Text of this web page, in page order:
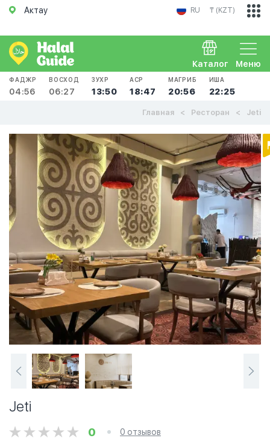
Актау RU ₸ (KZT)
Меню
Каталог
ФАДЖР
04:56
ВОСХОД
06:27
ЗУХР
13:50
АСР
18:47
МАГРИБ
20:56
ИША
22:25
Главная Ресторан Jeti
Jeti
0 0 отзывов